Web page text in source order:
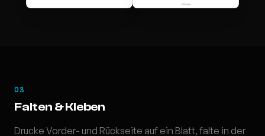
03
Falten & Kleben
Drucke Vorder- und Rückseite auf ein Blatt, falte in der